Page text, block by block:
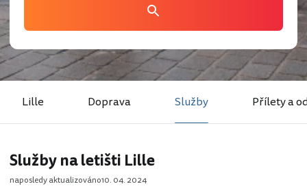
Lille Doprava Služby Přílety a
Služby na letišti Lille
naposledy aktualizováno10. 04. 2024